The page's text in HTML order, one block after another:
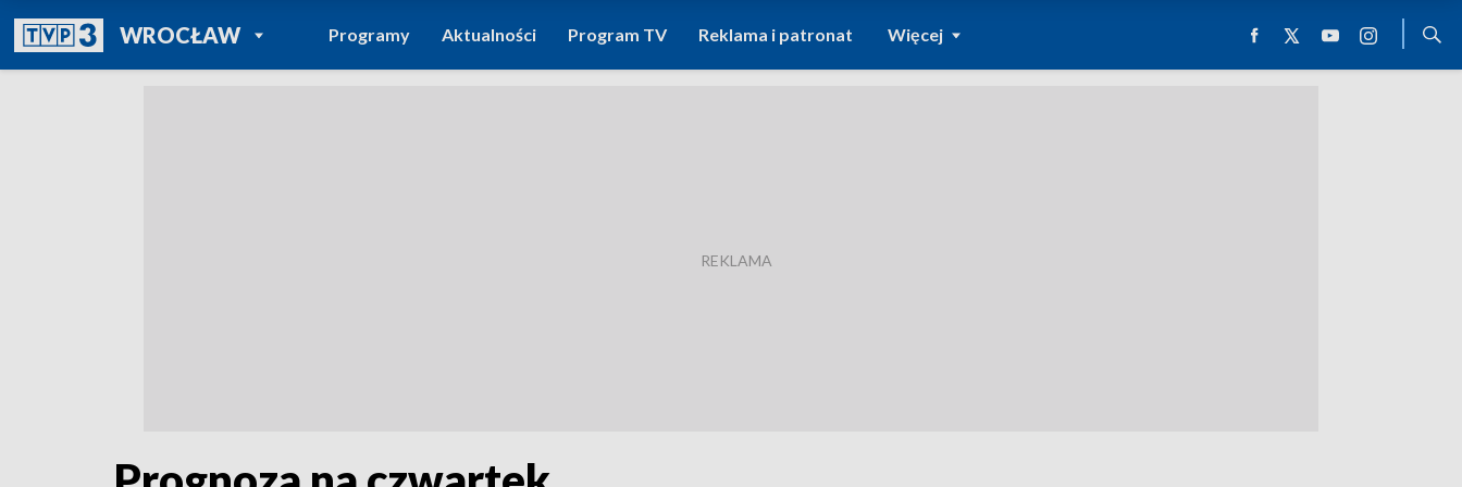
WROCŁAWPOWRÓT DO
TVP REGIONY
Programy Aktualności Program TV Reklama i patronat Więcej